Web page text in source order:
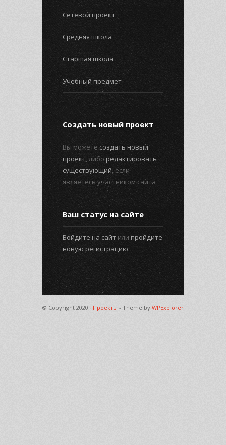
Сетевой проект
Средняя школа
Старшая школа
Учебный предмет
Создать новый проект
Вы можете создать новый
проект, либо редактировать
существующий, если
являетесь участником сайта
Ваш статус на сайте
Войдите на сайт или пройдите
новую регистрацию.
© Copyright 2020 · Проекты - Theme by WPExplorer